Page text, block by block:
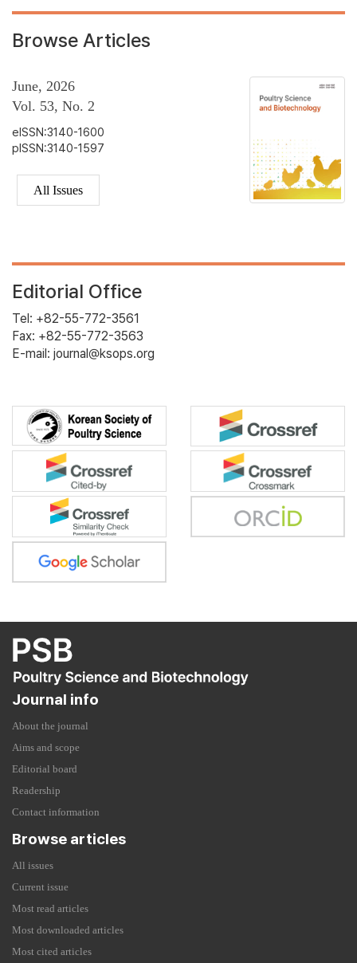
Browse Articles
June, 2026
Vol. 53, No. 2
eISSN:3140-1600
pISSN:3140-1597
All Issues
Editorial Office
Tel: +82-55-772-3561
Fax: +82-55-772-3563
E-mail: journal@ksops.org
Journal info
About the journal
Aims and scope
Editorial board
Readership
Contact information
Browse articles
All issues
Current issue
Most read articles
Most downloaded articles
Most cited articles